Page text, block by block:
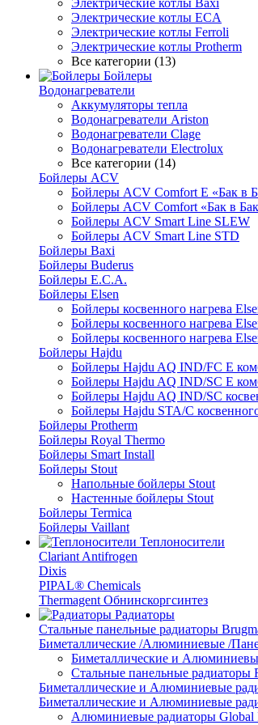
Электрические котлы Baxi
Электрические котлы ECA
Электрические котлы Ferroli
Электрические котлы Protherm
Все категории (13)
Бойлеры
Водонагреватели
Аккумуляторы тепла
Водонагреватели Ariston
Водонагреватели Clage
Водонагреватели Electrolux
Все категории (14)
Бойлеры ACV
Бойлеры ACV Comfort E «Бак в
Бойлеры ACV Comfort «Бак в
Бойлеры ACV Smart Line SLEW
Бойлеры ACV Smart Line STD
Бойлеры Baxi
Бойлеры Buderus
Бойлеры E.C.A.
Бойлеры Elsen
Бойлеры косвенного нагрева
Бойлеры косвенного нагрева
Бойлеры косвенного нагрева
Бойлеры Hajdu
Бойлеры Hajdu AQ IND/FC E
Бойлеры Hajdu AQ IND/SC E
Бойлеры Hajdu AQ IND/SC
Бойлеры Hajdu STA/C
Бойлеры Protherm
Бойлеры Royal Thermo
Бойлеры Smart Install
Бойлеры Stout
Напольные бойлеры Stout
Настенные бойлеры Stout
Бойлеры Termica
Бойлеры Vaillant
Теплоносители
Clariant Antifrogen
Dixis
PIPAL® Chemicals
Thermagent Обнинскоргсинтез
Радиаторы
Стальные панельные радиаторы
Биметаллические /Алюминиевые /
Биметаллические и
Стальные панельные радиаторы
Биметаллические и Алюминиевые
Биметаллические и Алюминиевые
Алюминиевые радиаторы Global